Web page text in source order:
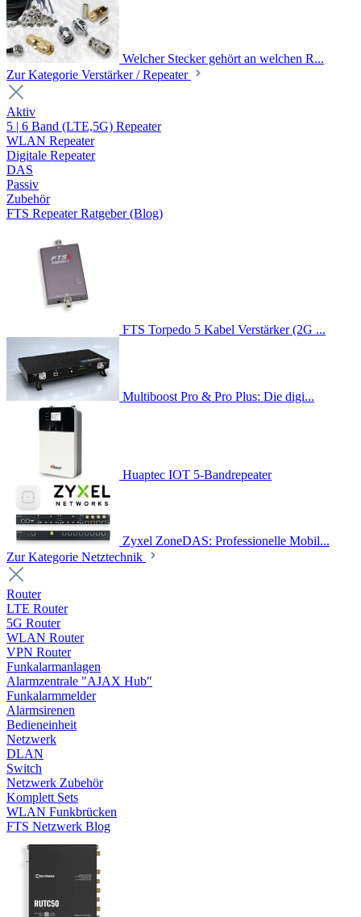
Welcher Stecker gehört an welchen R...
Zur Kategorie Verstärker / Repeater
Aktiv
5 | 6 Band (LTE,5G) Repeater
WLAN Repeater
Digitale Repeater
DAS
Passiv
Zubehör
FTS Repeater Ratgeber (Blog)
FTS Torpedo 5 Kabel Verstärker (2G ...
Multiboost Pro & Pro Plus: Die digi...
Huaptec IOT 5-Bandrepeater
Zyxel ZoneDAS: Professionelle Mobil...
Zur Kategorie Netztechnik
Router
LTE Router
5G Router
WLAN Router
VPN Router
Funkalarmanlagen
Alarmzentrale "AJAX Hub"
Funkalarmmelder
Alarmsirenen
Bedieneinheit
Netzwerk
DLAN
Switch
Netzwerk Zubehör
Komplett Sets
WLAN Funkbrücken
FTS Netzwerk Blog